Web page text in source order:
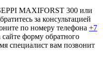
MAXIFORST 300 или
за консультацией
по номеру телефона +7
форму обратного
специалист вам позвонит